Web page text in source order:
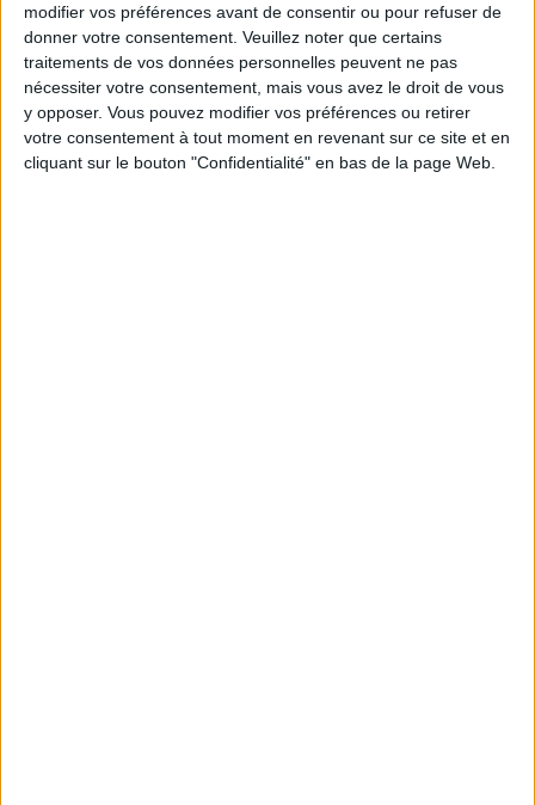
modifier vos préférences avant de consentir ou pour refuser de
donner votre consentement. Veuillez noter que certains
traitements de vos données personnelles peuvent ne pas
nécessiter votre consentement, mais vous avez le droit de vous
y opposer. Vous pouvez modifier vos préférences ou retirer
votre consentement à tout moment en revenant sur ce site et en
cliquant sur le bouton "Confidentialité" en bas de la page Web.
Webinaires en direct Voir tout
Chaque semaine, posez vos questions en live
en participant à des vidéo-conférences avec
Jean-Michel et les diététiciennes du
programme.